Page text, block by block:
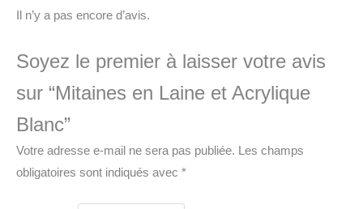
Il n’y a pas encore d’avis.
Soyez le premier à laisser votre avis
sur “Mitaines en Laine et Acrylique
Blanc”
Votre adresse e-mail ne sera pas publiée. Les champs
obligatoires sont indiqués avec *